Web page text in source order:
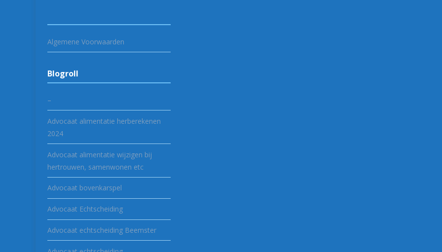
Algemene Voorwaarden
Blogroll
–
Advocaat alimentatie herberekenen
2024
Advocaat alimentatie wijzigen bij
hertrouwen, samenwonen etc
Advocaat bovenkarspel
Advocaat Echtscheiding
Advocaat echtscheiding Beemster